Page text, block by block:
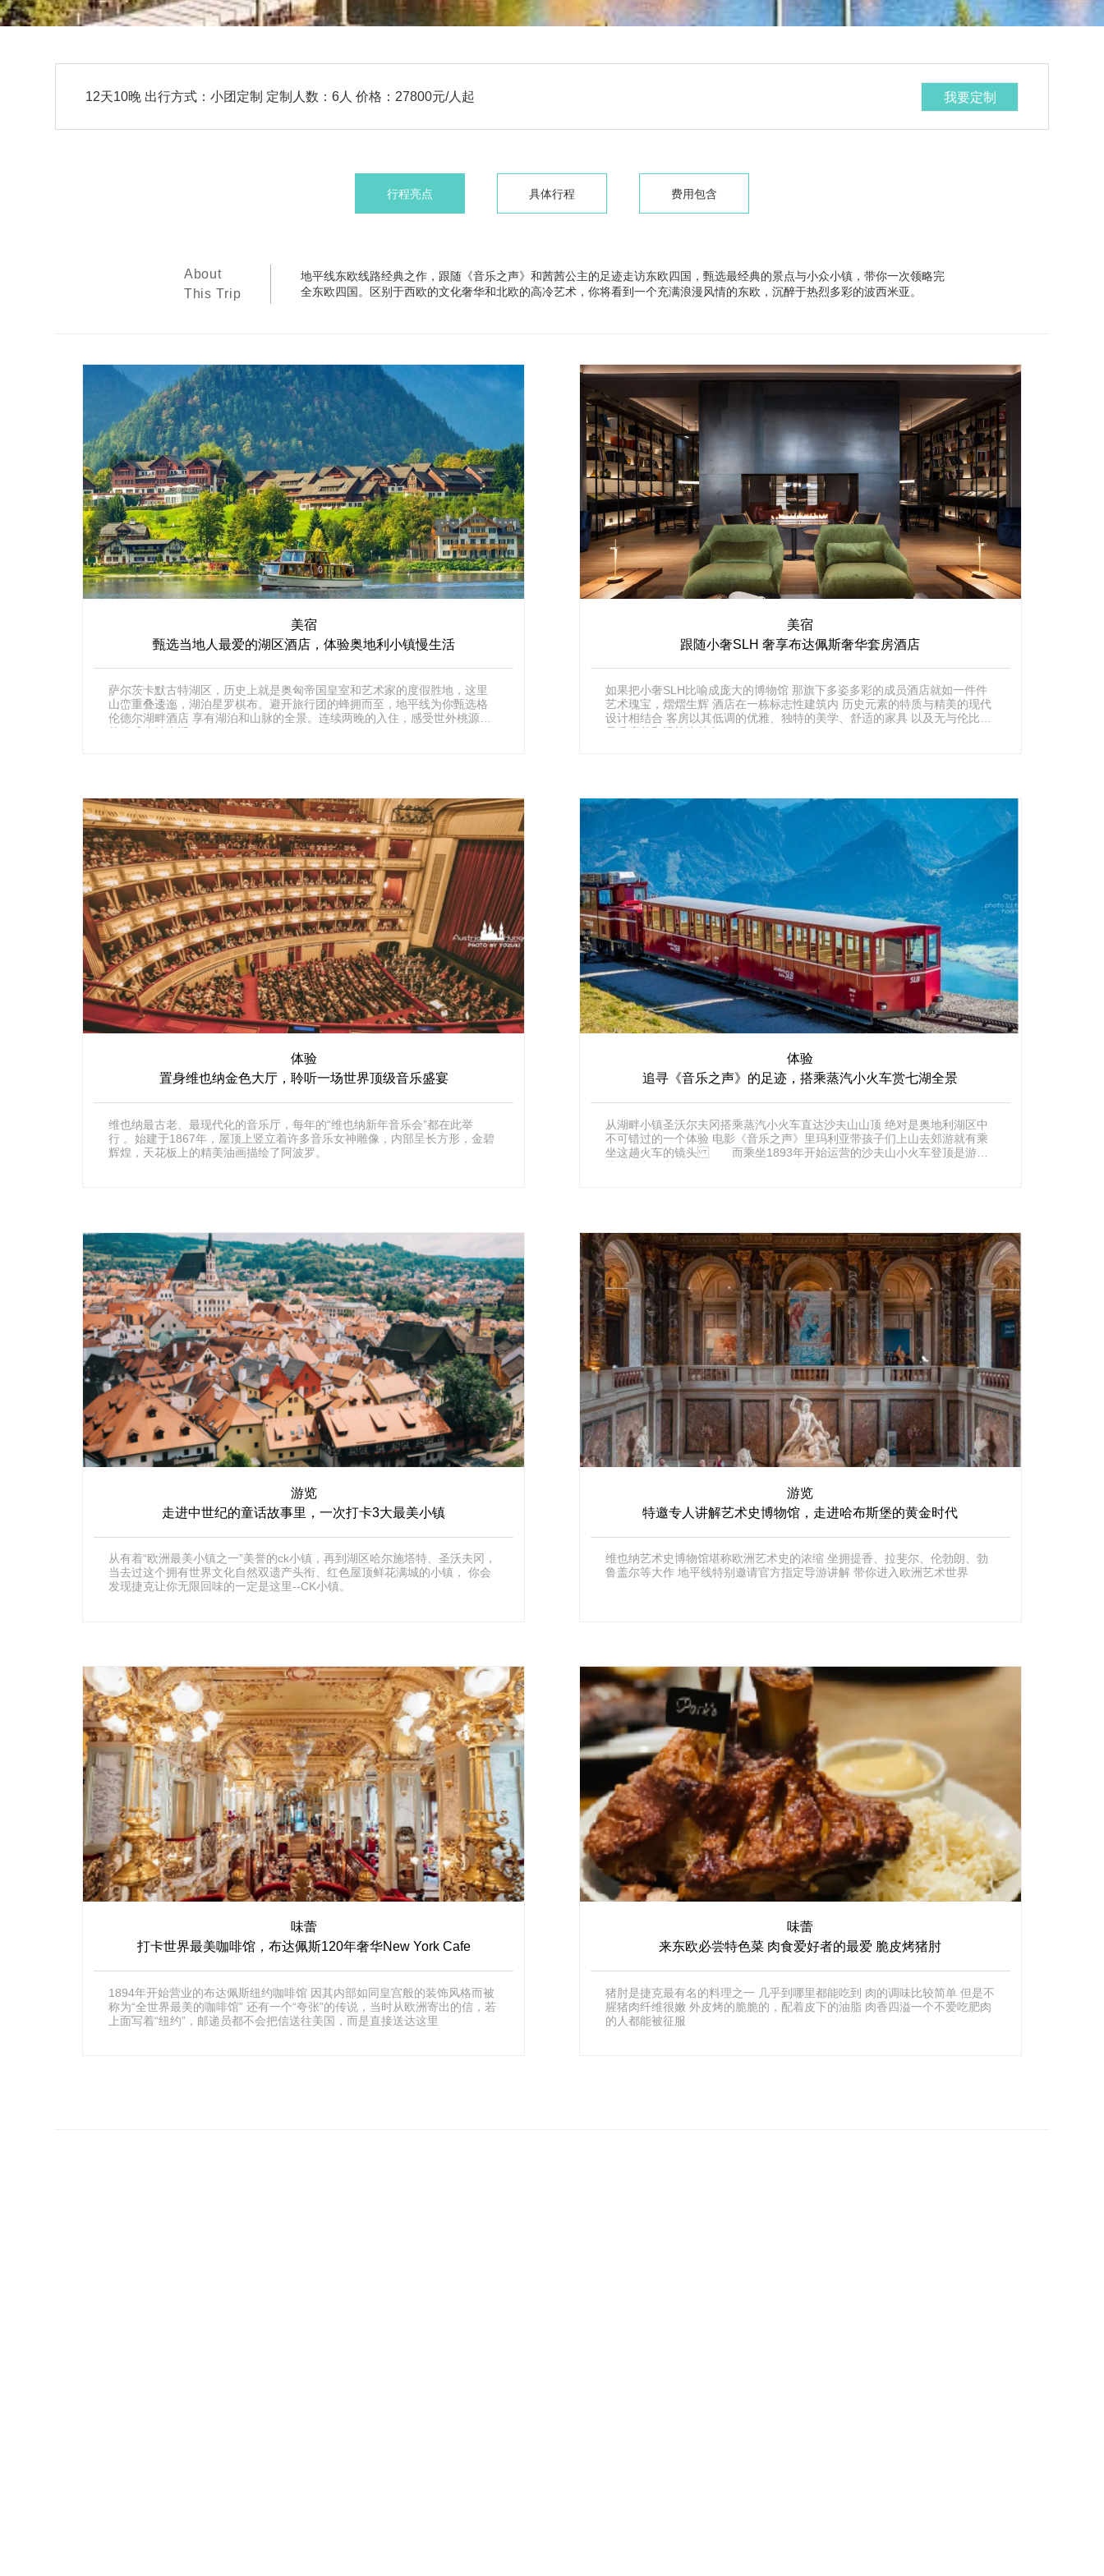
12天10晚 出行方式：小团定制 定制人数：6人 价格：27800元/人起 我要定制
行程亮点 具体行程 费用包含
About
This Trip
地平线东欧线路经典之作，跟随《音乐之声》和茜茜公主的足迹走访东欧四国，甄选最经典的景点与小众小镇，带你一次领略完
全东欧四国。区别于西欧的文化奢华和北欧的高冷艺术，你将看到一个充满浪漫风情的东欧，沉醉于热烈多彩的波西米亚。
美宿
甄选当地人最爱的湖区酒店，体验奥地利小镇慢生活
萨尔茨卡默古特湖区，历史上就是奥匈帝国皇室和艺术家的度假胜地，这里
山峦重叠逶迤，湖泊星罗棋布。避开旅行团的蜂拥而至，地平线为你甄选格
伦德尔湖畔酒店 享有湖泊和山脉的全景。连续两晚的入住，感受世外桃源般
的欧式小镇生活
美宿
跟随小奢SLH 奢享布达佩斯奢华套房酒店
如果把小奢SLH比喻成庞大的博物馆 那旗下多姿多彩的成员酒店就如一件件
艺术瑰宝，熠熠生辉 酒店在一栋标志性建筑内 历史元素的特质与精美的现代
设计相结合 客房以其低调的优雅、独特的美学、舒适的家具 以及无与伦比的
品质床单和设施为特色
体验
置身维也纳金色大厅，聆听一场世界顶级音乐盛宴
维也纳最古老、最现代化的音乐厅，每年的“维也纳新年音乐会”都在此举
行 。始建于1867年，屋顶上竖立着许多音乐女神雕像，内部呈长方形，金碧
辉煌，天花板上的精美油画描绘了阿波罗。
体验
追寻《音乐之声》的足迹，搭乘蒸汽小火车赏七湖全景
从湖畔小镇圣沃尔夫冈搭乘蒸汽小火车直达沙夫山山顶 绝对是奥地利湖区中
不可错过的一个体验 电影《音乐之声》里玛利亚带孩子们上山去郊游就有乘
坐这趟火车的镜头 而乘坐1893年开始运营的沙夫山小火车登顶是游客
游览
走进中世纪的童话故事里，一次打卡3大最美小镇
从有着“欧洲最美小镇之一”美誉的ck小镇，再到湖区哈尔施塔特、圣沃夫冈，
当去过这个拥有世界文化自然双遗产头衔、红色屋顶鲜花满城的小镇， 你会
发现捷克让你无限回味的一定是这里--CK小镇。
游览
特邀专人讲解艺术史博物馆，走进哈布斯堡的黄金时代
维也纳艺术史博物馆堪称欧洲艺术史的浓缩 坐拥提香、拉斐尔、伦勃朗、勃
鲁盖尔等大作 地平线特别邀请官方指定导游讲解 带你进入欧洲艺术世界
味蕾
打卡世界最美咖啡馆，布达佩斯120年奢华New York Cafe
1894年开始营业的布达佩斯纽约咖啡馆 因其内部如同皇宫般的装饰风格而被
称为“全世界最美的咖啡馆” 还有一个“夸张”的传说，当时从欧洲寄出的信，若
上面写着“纽约”，邮递员都不会把信送往美国，而是直接送达这里
味蕾
来东欧必尝特色菜 肉食爱好者的最爱 脆皮烤猪肘
猪肘是捷克最有名的料理之一 几乎到哪里都能吃到 肉的调味比较简单 但是不
腥猪肉纤维很嫩 外皮烤的脆脆的，配着皮下的油脂 肉香四溢一个不爱吃肥肉
的人都能被征服